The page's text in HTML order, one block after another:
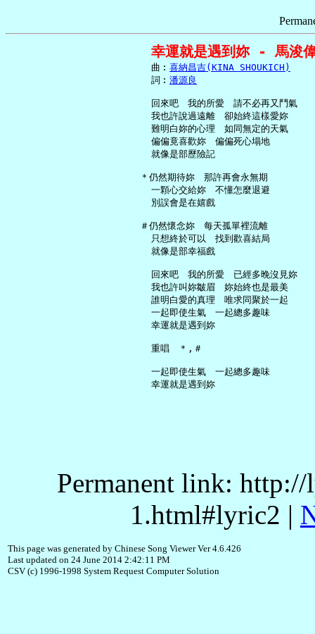
幸運就是遇到妳 - 馬浚
     曲︰
喜納昌吉(KINA SHOUKICH)
     詞︰
潘源良
     回來吧　我的所愛　請不必再又鬥氣
     我也許說過遠離　卻始終這樣愛妳
     難明白妳的心理　如同無定的天氣
     偏偏竟喜歡妳　偏偏死心塌地
     就像是部歷險記
   ＊仍然期待妳　那許再會永無期
     一顆心交給妳　不懂怎麼退避
     別誤會是在嬉戲
   ＃仍然懷念妳　每天孤單裡流離
     只想終於可以　找到歡喜結局
     就像是部幸福戲
     回來吧　我的所愛　已經多晚沒見妳
     我也許叫妳皺眉　妳始終也是最美
     誰明白愛的真理　唯求同聚於一起
     一起即使生氣　一起總多趣味
     幸運就是遇到妳
     重唱　＊,＃
     一起即使生氣　一起總多趣味
Permanent link:
1.html#lyric2 |
This page was generated by Chinese Song Viewer Ver 4.6.426
Last updated on 24 June 2014 2:42:11 PM
CSV (c) 1996-1998 System Request Computer Solution